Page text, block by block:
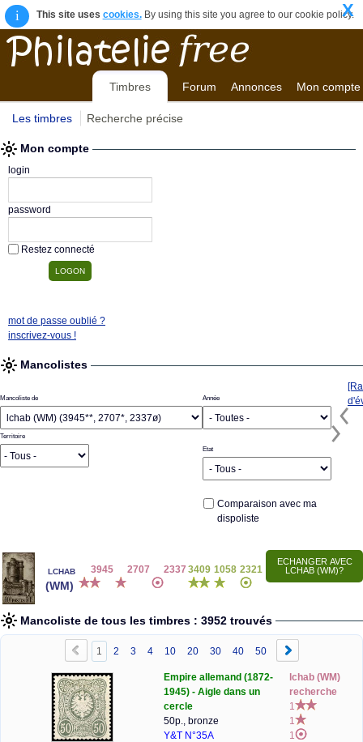
i This site uses cookies.By using this site you agree to our cookie policy.
X
Timbres Forum Annonces Mon compte
Les timbres Recherche précise
Mon compte
login
password
Restez connecté
mot de passe oublié ?
inscrivez-vous !
Mancolistes
Mancoliste de
Territoire
Année
Etat
Comparaison avec ma
dispoliste
lchab
(WM)
3945 2707 2337 3409 1058 2321
Mancoliste de tous les timbres : 3952 trouvés
1 2 3 4 10 20 30 40 50
Empire allemand (1872-
1945) - Aigle dans un
cercle
50p., bronze
Y&T N°35A
lchab (WM)
recherche
1
1
1